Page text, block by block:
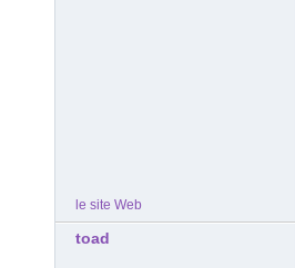
le site Web
toad